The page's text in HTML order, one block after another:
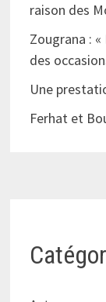
raison des
Zougrana :
des
Une
Ferhat et